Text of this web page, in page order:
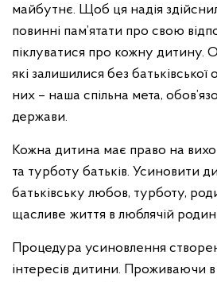
майбутнє. Щоб ця надія
повинні пам’ятати про свою
піклуватися про кожну дитину.
які залишилися без батьківської
них – наша спільна мета,
держави.
Кожна дитина має право на
та турботу батьків. Усиновити
батьківську любов, турботу,
щасливе життя в люблячій
Процедура усиновлення
інтересів дитини. Проживаючи